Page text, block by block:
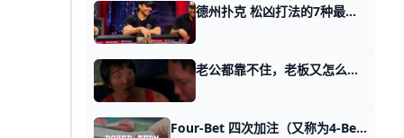
德州扑克 松凶打法的7种最佳时机！ 德州扑克中很多打得紧的玩家都能够盈利，但这并不代表你就应该在任何情况下都只玩好牌。在某些牌桌上，如果你玩得紧，那跟等死没什么区别。 下面就是采
老公都靠不住，老板又怎么可能靠得住呢？ 那天我写这辈子还能有出路么时，有读者留言问我一件事。 他说第五个话题的第一招，有没有作弊之嫌？ 小时候老师常说一句话，你考试作弊，骗的不是老师，
Four-Bet 四次加注（又称为4-Bet） Four-Bet 四次加注（又称为4-Bet），4-Bet指的是在翻牌前首次加注后，其他玩家进行的第二次加注。 4-Bet指的是在翻牌前首次加注后，其他玩家进